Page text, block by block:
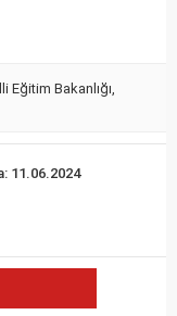
Eğitim Bakanlığı,
11.06.2024